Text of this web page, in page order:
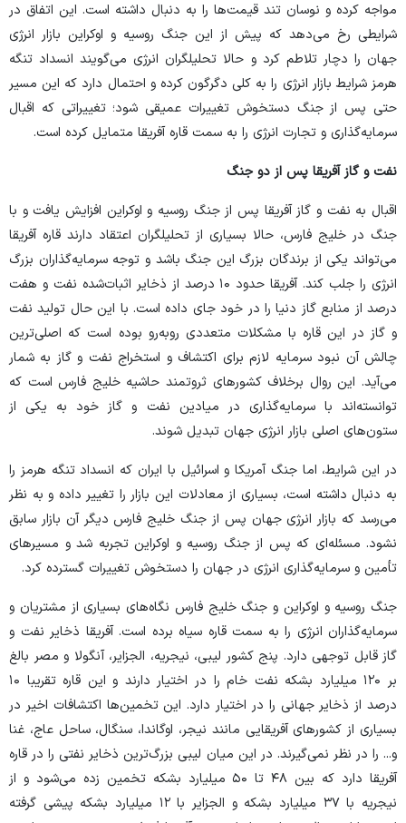
مواجه کرده و نوسان تند قیمت‌ها را به دنبال داشته است. این اتفاق در
شرایطی رخ می‌دهد که پیش از این جنگ روسیه و اوکراین بازار انرژی
جهان را دچار تلاطم کرد و حالا تحلیلگران انرژی می‌گویند انسداد تنگه
هرمز شرایط بازار انرژی را به کلی دگرگون کرده و احتمال دارد که این مسیر
حتی پس از جنگ دستخوش تغییرات عمیقی شود؛ تغییراتی که اقبال
سرمایه‌گذاری و تجارت انرژی را به سمت قاره آفریقا متمایل کرده است.
نفت و گاز آفریقا پس از دو جنگ
اقبال به نفت و گاز آفریقا پس از جنگ روسیه و اوکراین افزایش یافت و با
جنگ در خلیج فارس، حالا بسیاری از تحلیلگران اعتقاد دارند قاره آفریقا
می‌تواند یکی از برندگان بزرگ این جنگ باشد و توجه سرمایه‌گذاران بزرگ
انرژی را جلب کند. آفریقا حدود ۱۰ درصد از ذخایر اثبات‌شده نفت و هفت
درصد از منابع گاز دنیا را در خود جای داده است. با این حال تولید نفت
و گاز در این قاره با مشکلات متعددی روبه‌رو بوده است که اصلی‌ترین
چالش آن نبود سرمایه لازم برای اکتشاف و استخراج نفت و گاز به شمار
می‌آید. این روال برخلاف کشور‌های ثروتمند حاشیه خلیج فارس است که
توانسته‌اند با سرمایه‌گذاری در میادین نفت و گاز خود به یکی از
ستون‌های اصلی بازار انرژی جهان تبدیل شوند.
در این شرایط، اما جنگ آمریکا و اسرائیل با ایران که انسداد تنگه هرمز را
به دنبال داشته است، بسیاری از معادلات این بازار را تغییر داده و به نظر
می‌رسد که بازار انرژی جهان پس از جنگ خلیج فارس دیگر آن بازار سابق
نشود. مسئله‌ای که پس از جنگ روسیه و اوکراین تجربه شد و مسیر‌های
تأمین و سرمایه‌گذاری انرژی در جهان را دستخوش تغییرات گسترده کرد.
‌جنگ روسیه و اوکراین و جنگ خلیج فارس نگاه‌های بسیاری از مشتریان و
سرمایه‌گذاران انرژی را به سمت قاره سیاه برده است. آفریقا ذخایر نفت و
گاز قابل توجهی دارد. پنج کشور لیبی، نیجریه، الجزایر، آنگولا و مصر بالغ
بر ۱۲۰ میلیارد بشکه نفت خام را در اختیار دارند و این قاره تقریبا ۱۰
درصد از ذخایر جهانی را در اختیار دارد. این تخمین‌ها اکتشافات اخیر در
بسیاری از کشور‌های آفریقایی مانند نیجر، اوگاندا، سنگال، ساحل عاج، غنا
و... را در نظر نمی‌گیرند. در این میان لیبی بزرگ‌ترین ذخایر نفتی را در قاره
آفریقا دارد که بین ۴۸ تا ۵۰ میلیارد بشکه تخمین زده می‌شود و از
نیجریه با ۳۷ میلیارد بشکه و الجزایر با ۱۲ میلیارد بشکه پیشی گرفته